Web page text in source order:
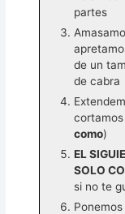
partes
de un
de cabra
como)
EL
SOLO
si no te